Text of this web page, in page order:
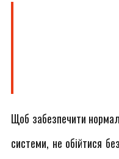
Щоб забезпечити
системи, не обійтися